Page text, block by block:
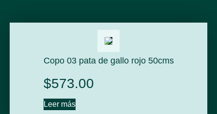
Copo 03 pata de gallo rojo 50cms
$573.00
Leer más